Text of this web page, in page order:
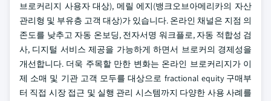
브로커리지 사용자 대상), 메릴 에지(뱅크오브아메리카의 자산
관리형 및 부유층 고객 대상)가 있습니다. 온라인 채널은 지점 의
존도를 낮추고 자동 온보딩, 전자서명 워크플로, 자동 적합성 검
사, 디지털 서비스 제공을 가능하게 하면서 브로커의 경제성을
개선합니다. 더욱 주목할 만한 변화는 온라인 브로커리지가 이
제 소매 및 기관 고객 모두를 대상으로 fractional equity 구매부
터 직접 시장 접근 및 실행 관리 시스템까지 다양한 사용 사례를